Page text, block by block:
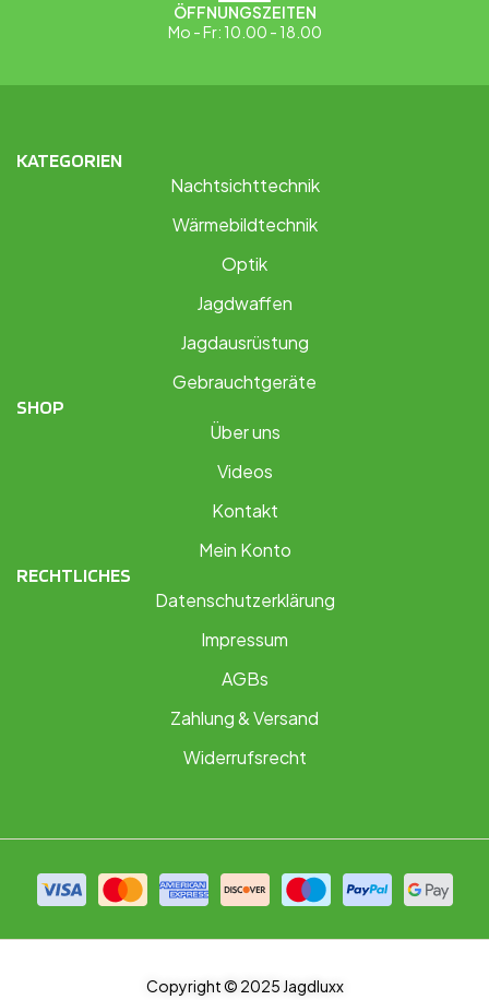
ÖFFNUNGSZEITEN
Mo - Fr: 10.00 - 18.00
KATEGORIEN
Nachtsichttechnik
Wärmebildtechnik
Optik
Jagdwaffen
Jagdausrüstung
Gebrauchtgeräte
SHOP
Über uns
Videos
Kontakt
Mein Konto
RECHTLICHES
Datenschutzerklärung
Impressum
AGBs
Zahlung & Versand
Widerrufsrecht
Copyright © 2025 Jagdluxx